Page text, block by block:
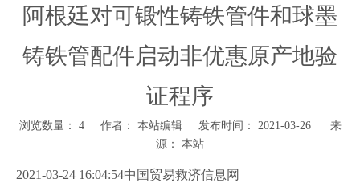
阿根廷对可锻性铸铁管件和球墨
铸铁管配件启动非优惠原产地验
证程序
浏览数量： 4作者： 本站编辑 发布时间： 2021-03-26 来
源： 本站
["wechat","weibo","qzone","douban","email"]
2021-03-24 16:04:54中国贸易救济信息网